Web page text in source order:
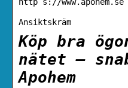
Ansiktskräm
Köp bra
nätet –
Apohem